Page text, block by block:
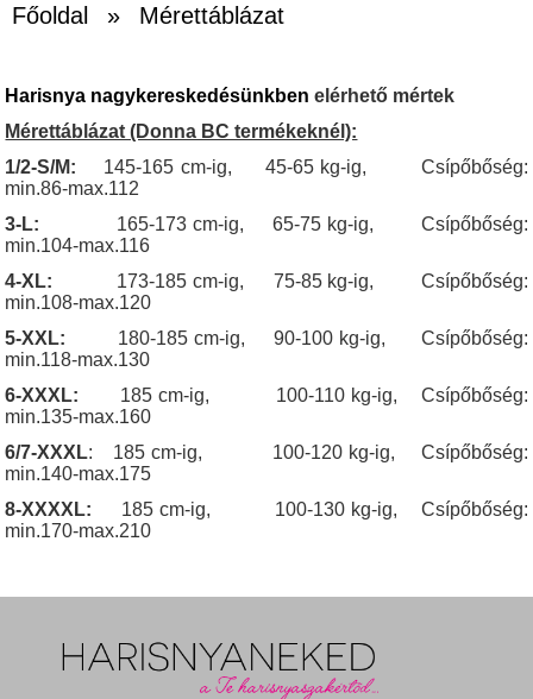
Főoldal » Mérettáblázat
Harisnya nagykereskedésünkbenelérhető mértek
Mérettáblázat (Donna BC termékeknél):
1/2-S/M: 145-165 cm-ig, 45-65 kg-ig, Csípőbőség:
min.86-max.112
3-L: 165-173 cm-ig, 65-75 kg-ig, Csípőbőség:
min.104-max.116
4-XL: 173-185 cm-ig, 75-85 kg-ig, Csípőbőség:
min.108-max.120
5-XXL: 180-185 cm-ig, 90-100 kg-ig, Csípőbőség:
min.118-max.130
6-XXXL: 185 cm-ig, 100-110 kg-ig, Csípőbőség:
min.135-max.160
6/7-XXXL: 185 cm-ig, 100-120 kg-ig, Csípőbőség:
min.140-max.175
8-XXXXL: 185 cm-ig, 100-130 kg-ig, Csípőbőség:
min.170-max.210